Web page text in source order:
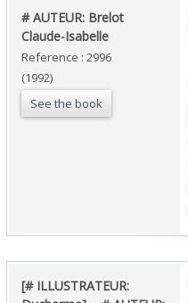
‎# AUTEUR: Brelot
Claude-Isabelle‎
Reference : 2996
(1992)
See the book
‎[# ILLUSTRATEUR: